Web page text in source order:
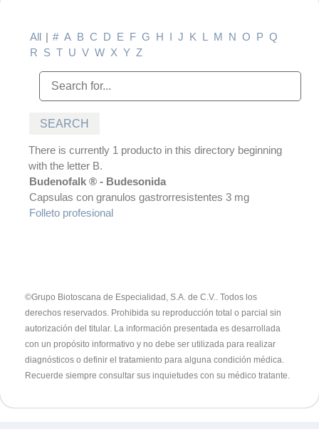
All | # A B C D E F G H I J K L M N O P Q
R S T U V W X Y Z
There is currently 1 producto in this directory beginning
with the letter B.
Budenofalk ® - Budesonida
Capsulas con granulos gastrorresistentes 3 mg
Folleto profesional
©Grupo Biotoscana de Especialidad, S.A. de C.V.. Todos los
derechos reservados. Prohibida su reproducción total o parcial sin
autorización del titular. La información presentada es desarrollada
con un propósito informativo y no debe ser utilizada para realizar
diagnósticos o definir el tratamiento para alguna condición médica.
Recuerde siempre consultar sus inquietudes con su médico tratante.